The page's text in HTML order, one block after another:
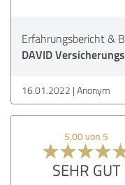
Erfahrungsbericht &
DAVID
16.01.2022 Anonym
5,00 von 5
SEHR GUT